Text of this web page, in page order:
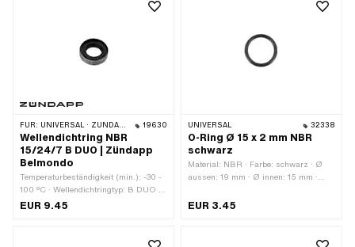
FÜR: UNIVERSAL · ZÜNDAPP BELMONDO · ZÜNDAPP 19630
Wellendichtring NBR
15/24/7 B DUO | Zündapp
Belmondo
Temperaturbeständigkeit (min.): -30 -
100 °C · Wellendichtringtyp: B DUO -
Mit Blech-Aussenmantel / zwei
9 mm · Ø aussen: 35 mm · Ø innen:
EUR 9.45
UNIVERSAL 32338
O-Ring Ø 15 x 2 mm NBR
schwarz
Material: NBR · Farbe: schwarz · Ø
aussen: 19 mm · Ø innen: 15 mm ·
EUR 3.45